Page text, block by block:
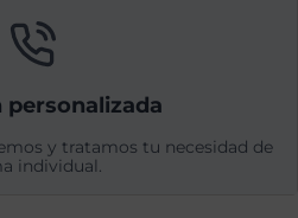
y tratamos tu necesidad de
individual.